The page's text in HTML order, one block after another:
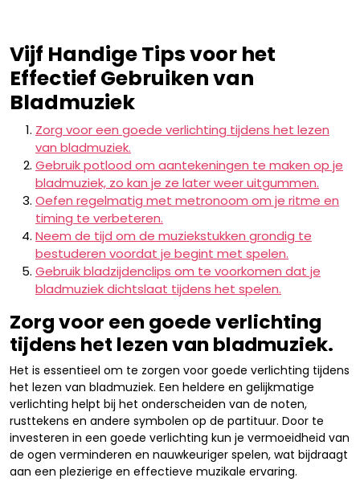
Vijf Handige Tips voor het
Effectief Gebruiken van
Bladmuziek
Zorg voor een goede verlichting tijdens het lezen
van bladmuziek.
Gebruik potlood om aantekeningen te maken op je
bladmuziek, zo kan je ze later weer uitgummen.
Oefen regelmatig met metronoom om je ritme en
timing te verbeteren.
Neem de tijd om de muziekstukken grondig te
bestuderen voordat je begint met spelen.
Gebruik bladzijdenclips om te voorkomen dat je
bladmuziek dichtslaat tijdens het spelen.
Zorg voor een goede verlichting
tijdens het lezen van bladmuziek.
Het is essentieel om te zorgen voor goede verlichting tijdens
het lezen van bladmuziek. Een heldere en gelijkmatige
verlichting helpt bij het onderscheiden van de noten,
rusttekens en andere symbolen op de partituur. Door te
investeren in een goede verlichting kun je vermoeidheid van
de ogen verminderen en nauwkeuriger spelen, wat bijdraagt
aan een plezierige en effectieve muzikale ervaring.